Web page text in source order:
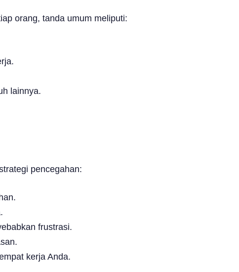
orang, tanda umum meliputi:
lainnya.
pencegahan:
frustrasi.
kerja Anda.